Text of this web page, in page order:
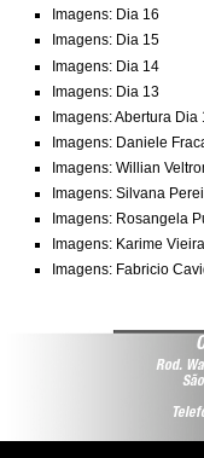
Imagens: Dia 16
Imagens: Dia 15
Imagens: Dia 14
Imagens: Dia 13
Imagens: Abertura Dia
Imagens: Daniele
Imagens: Willian
Imagens: Silvana
Imagens: Rosangela
Imagens: Karime
Imagens: Fabricio
Rod.